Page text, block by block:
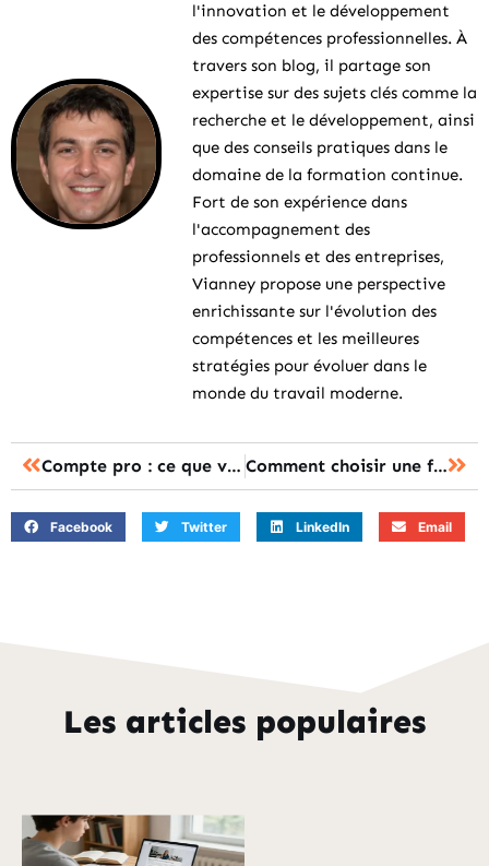
l'innovation et le développement
des compétences professionnelles. À
travers son blog, il partage son
expertise sur des sujets clés comme la
recherche et le développement, ainsi
que des conseils pratiques dans le
domaine de la formation continue.
Fort de son expérience dans
l'accompagnement des
professionnels et des entreprises,
Vianney propose une perspective
enrichissante sur l'évolution des
compétences et les meilleures
stratégies pour évoluer dans le
monde du travail moderne.
Compte pro : ce que vous devez savoir pour faire votre choix Comment choisir une formation spécifique pour l’immobilier ?
Facebook Twitter LinkedIn Email
Les articles populaires